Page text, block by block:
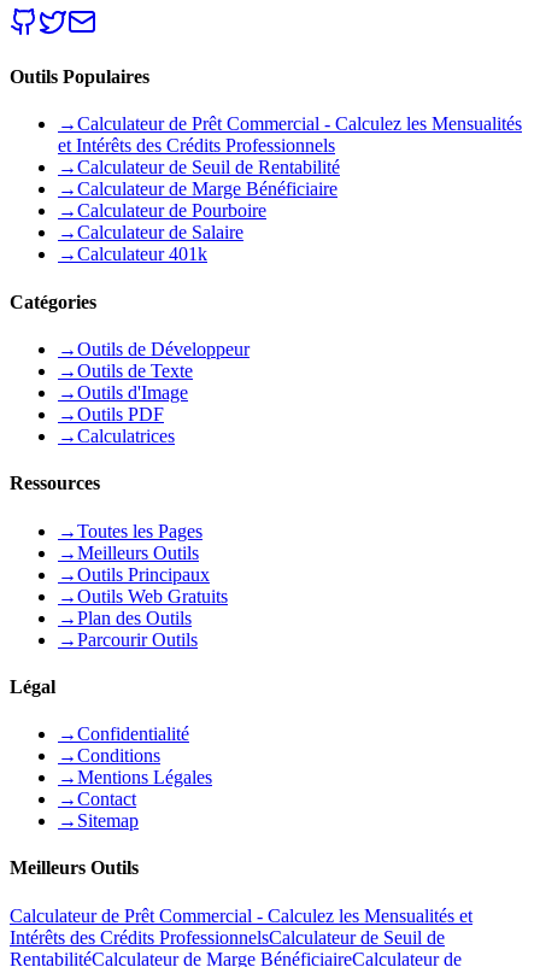
Outils Populaires
→Calculateur de Prêt Commercial - Calculez les Mensualités
et Intérêts des Crédits Professionnels
→Calculateur de Seuil de Rentabilité
→Calculateur de Marge Bénéficiaire
→Calculateur de Pourboire
→Calculateur de Salaire
→Calculateur 401k
Catégories
→Outils de Développeur
→Outils de Texte
→Outils d'Image
→Outils PDF
→Calculatrices
Ressources
→Toutes les Pages
→Meilleurs Outils
→Outils Principaux
→Outils Web Gratuits
→Plan des Outils
→Parcourir Outils
Légal
→Confidentialité
→Conditions
→Mentions Légales
→Contact
→ Sitemap
Meilleurs Outils
Calculateur de Prêt Commercial - Calculez les Mensualités et
Intérêts des Crédits ProfessionnelsCalculateur de Seuil de
RentabilitéCalculateur de Marge BénéficiaireCalculateur de